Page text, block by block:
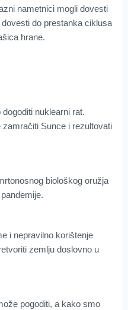
nametnici mogli dovesti
do prestanka ciklusa
hrane.
nuklearni rat.
Sunce i rezultovati
biološkog oružja
i nepravilno korištenje
zemlju doslovno u
pogoditi, a kako smo